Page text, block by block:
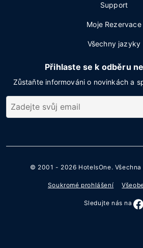
Support
Moje Rezervace
Všechny jazyky
Přihlaste se k odběru
Zůstaňte informováni o novinkách a
© 2001 - 2026 HotelsOne.
Soukromé prohlášení
Sledujte nás na